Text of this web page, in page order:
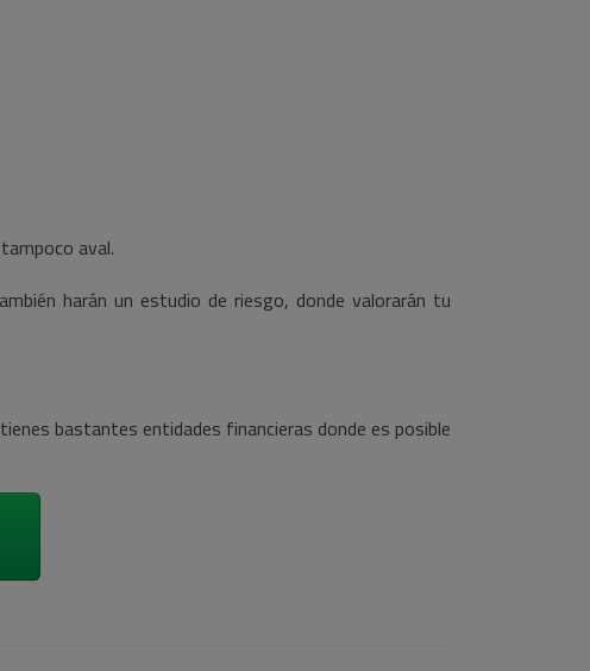
aval.
harán un estudio de riesgo, donde valorarán tu
bastantes entidades financieras donde es posible